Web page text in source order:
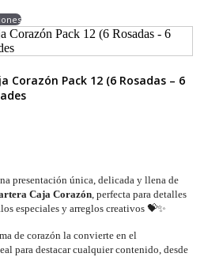
producto
tiene
múltiples
Las
opciones
página
de
producto
Corazón Pack 12 (6 Rosadas – 6
presentación única, delicada y llena de
Caja Corazón, perfecta para detalles
especiales y arreglos creativos 💝✨
de corazón la convierte en el
para destacar cualquier contenido, desde